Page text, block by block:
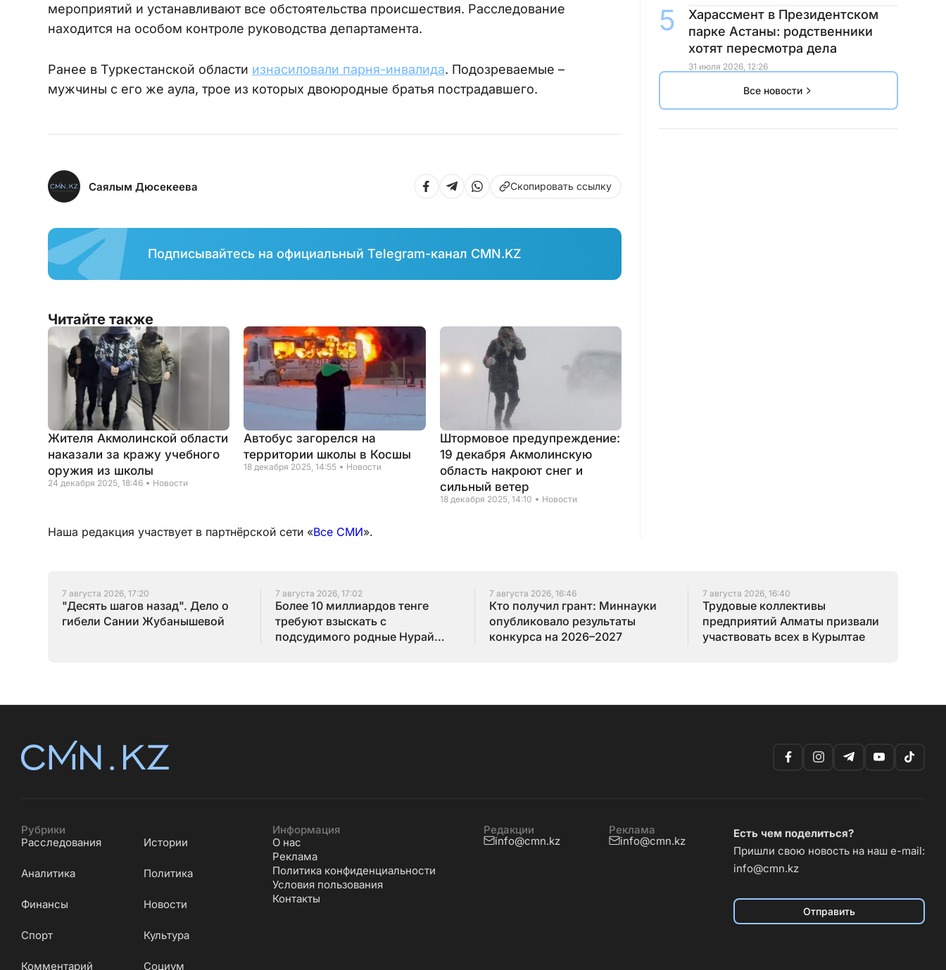
мероприятий и устанавливают все обстоятельства происшествия. Расследование
находится на особом контроле руководства департамента.
Ранее в Туркестанской области изнасиловали парня-инвалида. Подозреваемые –
мужчины с его же аула, трое из которых двоюродные братья пострадавшего.
Саялым Дюсекеева Скопировать ссылку
Подписывайтесь на официальный Telegram-канал CMN.KZ
Читайте также
Жителя Акмолинской области
наказали за кражу учебного
оружия из школы
24 декабря 2025, 18:46 Новости
Автобус загорелся на
территории школы в Косшы
18 декабря 2025, 14:55 Новости
Штормовое предупреждение:
19 декабря Акмолинскую
область накроют снег и
сильный ветер
18 декабря 2025, 14:10 Новости
Наша редакция участвует в партнёрской сети «Все СМИ».
Харассмент в Президентском
парке Астаны: родственники
хотят пересмотра дела
31 июля 2026, 12:26
Все новости
7 августа 2026, 17:20
"Десять шагов назад". Дело о
гибели Сании Жубанышевой
7 августа 2026, 17:02
Более 10 миллиардов тенге
требуют взыскать с
подсудимого родные Нурай
7 августа 2026, 16:46
Кто получил грант: Миннауки
опубликовало результаты
конкурса на 2026–2027
7 августа 2026, 16:40
Трудовые коллективы
предприятий Алматы призвали
участвовать всех в Курылтае
Рубрики
Расследования
Истории
Аналитика Политика
Финансы Новости
Cпорт Культура
Комментарий Социум
Информация
О нас
Реклама
Политика конфиденциальности
Условия пользования
Контакты
Редакции
info@cmn.kz
Реклама
info@cmn.kz
Есть чем поделиться?
Пришли свою новость на наш e-mail:
info@cmn.kz
Отправить